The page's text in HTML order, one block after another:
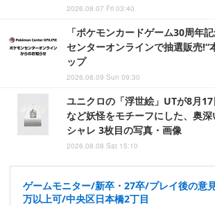
2026.08.07 Fri 03:40
「ポケモンカードゲーム30周年
センターオンラインで抽選販売!“
ップ
2026.08.09 Sun 09:30
ユニクロの「浮世絵」UTが8月
など妖怪をモチーフにした、奥
シャレ 3枚目の写真・画像
2026.08.08 Sat 15:10
ゲームモニター/新卒・27卒/プレイ後の意
万以上可/中央区日本橋2丁目